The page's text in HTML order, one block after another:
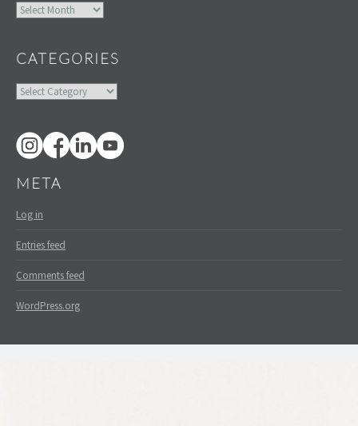
Archives
CATEGORIES
Categories
META
Log in
Entries feed
Comments feed
WordPress.org